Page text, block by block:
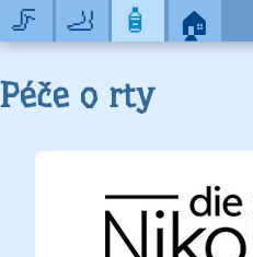
Péče o rty
🦵
Kompresivní
Podkolenky
Punčocháče
🦶
Ortopedické
Stélky,
🧴
Biodynamická
Čištění
pleti
Kosmetické
Kosmetické
vzorky
Péče
🏠